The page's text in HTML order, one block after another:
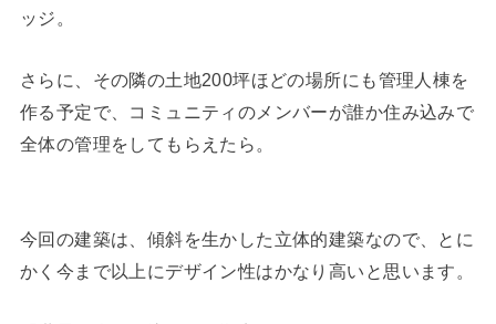
ッジ。
さらに、その隣の土地200坪ほどの場所にも管理人棟を
作る予定で、コミュニティのメンバーが誰か住み込みで
全体の管理をしてもらえたら。
今回の建築は、傾斜を生かした立体的建築なので、とに
かく今まで以上にデザイン性はかなり高いと思います。